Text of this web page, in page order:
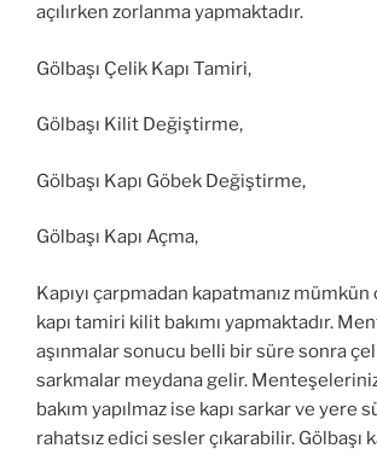
açılırken zorlanma yapmaktadır.
Gölbaşı Çelik Kapı Tamiri,
Gölbaşı Kilit Değiştirme,
Gölbaşı Kapı Göbek Değiştirme,
Gölbaşı Kapı Açma,
Kapıyı çarpmadan kapatmanız
kapı tamiri kilit bakımı yapmaktadır.
aşınmalar sonucu belli bir süre sonra
sarkmalar meydana gelir.
bakım yapılmaz ise kapı sarkar ve yere
rahatsız edici sesler çıkarabilir. Gölbaşı